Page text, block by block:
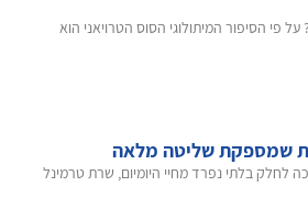
על פי הסיפור המיתולוגי הסוס הטרויאני הוא
שמספקת שליטה מלאה
לחלק בלתי נפרד מחיי היומיום, שרת טרמינל